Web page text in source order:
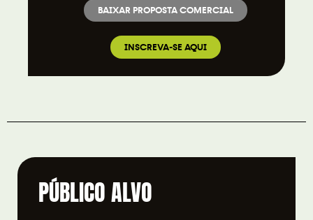
BAIXAR PROPOSTA COMERCIAL
INSCREVA-SE AQUI
PÚBLICO ALVO